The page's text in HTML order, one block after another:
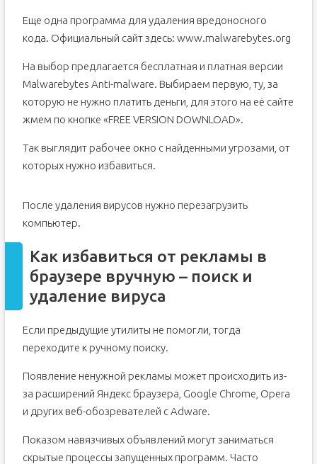
Еще одна программа для удаления вредоносного
кода. Официальный сайт здесь: www.malwarebytes.org
На выбор предлагается бесплатная и платная версии
Malwarebytes Anti-malware. Выбираем первую, ту, за
которую не нужно платить деньги, для этого на её сайте
жмем по кнопке «FREE VERSION DOWNLOAD».
Так выглядит рабочее окно с найденными угрозами, от
которых нужно избавиться.
После удаления вирусов нужно перезагрузить
компьютер.
Как избавиться от рекламы в
браузере вручную – поиск и
удаление вируса
Если предыдущие утилиты не помогли, тогда
переходите к ручному поиску.
Появление ненужной рекламы может происходить из-
за расширений Яндекс браузера, Google Chrome, Opera
и других веб-обозревателей с Adware.
Показом навязчивых объявлений могут заниматься
скрытые процессы запущенных программ. Часто